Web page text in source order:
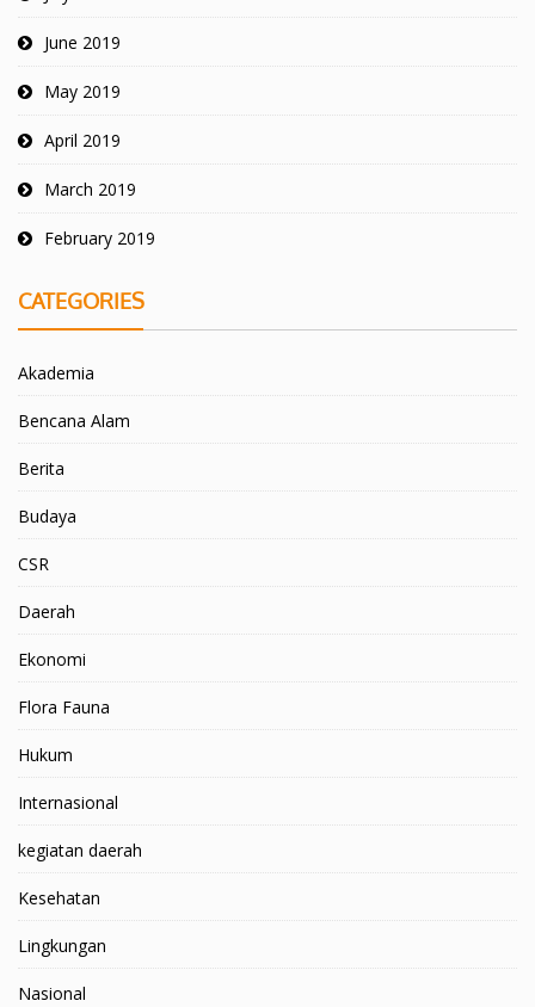
June 2019
May 2019
April 2019
March 2019
February 2019
CATEGORIES
Akademia
Bencana Alam
Berita
Budaya
CSR
Daerah
Ekonomi
Flora Fauna
Hukum
Internasional
kegiatan daerah
Kesehatan
Lingkungan
Nasional